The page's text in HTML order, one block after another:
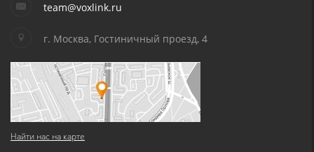
team@voxlink.ru
г. Москва, Гостиничный проезд, 4
Найти нас на карте